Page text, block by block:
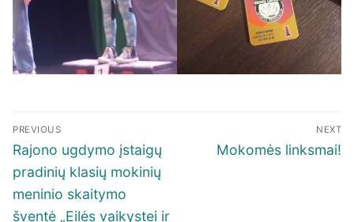
Navigacija
tarp
įrašų
PREVIOUS
Previous
post:
Rajono ugdymo įstaigų
pradinių klasių mokinių
meninio skaitymo
šventė „Eilės vaikystei ir
NEXT
Next
Mokomės linksmai!